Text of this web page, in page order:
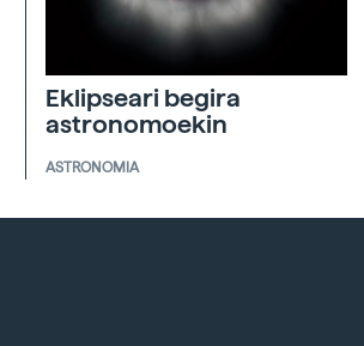
Eklipseari begira
astronomoekin
ASTRONOMIA